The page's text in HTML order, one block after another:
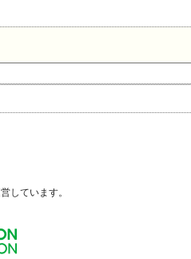
しています。